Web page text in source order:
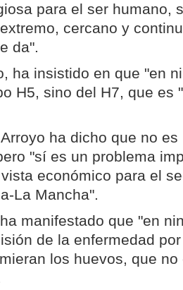
para el ser humano,
cercano y
da".
ha insistido en que "en
H5, sino del H7, que es
ha dicho que no
"sí es un problema
económico para el
La Mancha".
manifestado que "en
de la enfermedad
los huevos, que